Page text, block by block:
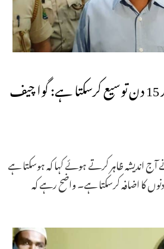
مرکز، لاک ڈاؤن میں مزید 15 دن توسیع کرسکتا ہے: گوا چیف
آج اندیشہ ظاہر کرتے ہوئے کہا کہ ہوسکتا ہے